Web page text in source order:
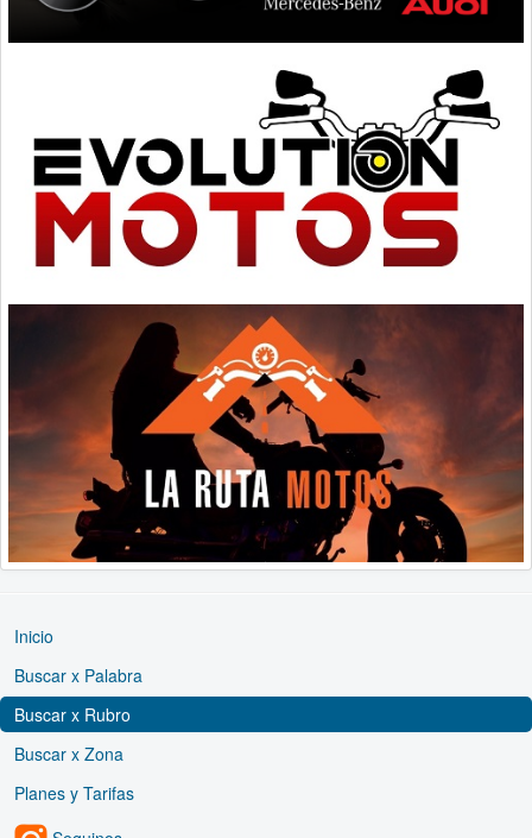
Inicio
Buscar x Palabra
Buscar x Rubro
Buscar x Zona
Planes y Tarifas